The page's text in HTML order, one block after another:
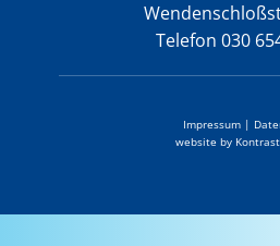
Telefon 030
Impressum|
website by